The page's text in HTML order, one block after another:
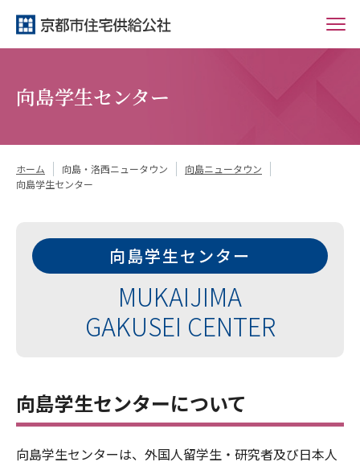
向島学生センター
ホーム 向島・洛西ニュータウン
向島ニュータウン
向島学生センター
向島学生センター
MUKAIJIMA
GAKUSEI CENTER
向島学生センターについて
向島学生センターは、外国人留学生・研究者及び日本人